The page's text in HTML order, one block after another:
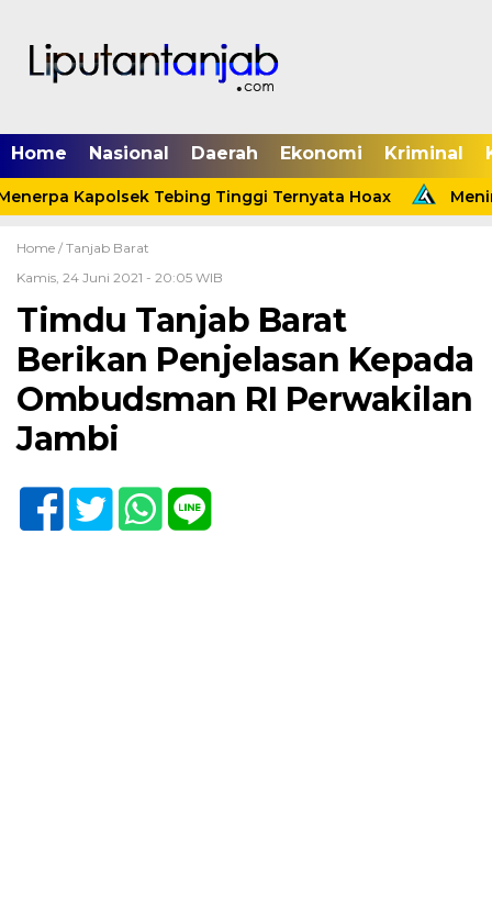
Home Nasional Daerah Ekonomi Kriminal
Kapolsek Tebing Tinggi Ternyata Hoax
Home / Tanjab Barat
Kamis, 24 Juni 2021 - 20:05 WIB
Timdu Tanjab Barat
Berikan Penjelasan Kepada
Ombudsman RI Perwakilan
Jambi